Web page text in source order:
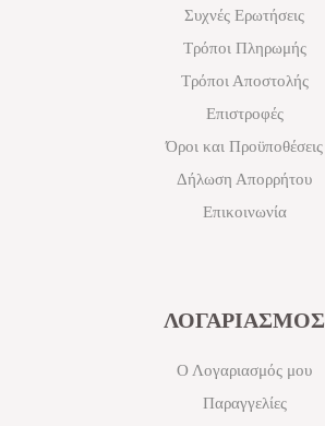
Συχνές Ερωτήσεις
Τρόποι Πληρωμής
Τρόποι Αποστολής
Επιστροφές
Όροι και Προϋποθέσεις
Δήλωση Απορρήτου
Επικοινωνία
ΛΟΓΑΡΙΑΣΜΟΣ
Ο Λογαριασμός μου
Παραγγελίες